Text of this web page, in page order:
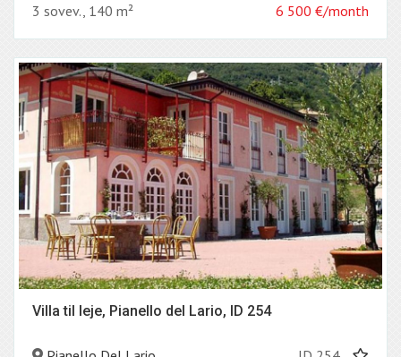
3 sovev., 140 m²
6 500 €/month
Villa til leje, Pianello del Lario, ID 254